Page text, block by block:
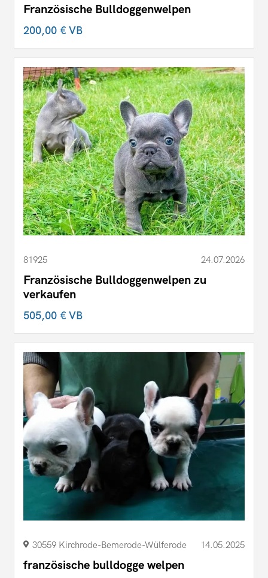
Französische Bulldoggenwelpen
200,00 €VB
81925 24.07.2026
Französische Bulldoggenwelpen zu
verkaufen
505,00 €VB
30559 Kirchrode-​Bemerode-​Wülferode 14.05.2025
französische bulldogge welpen